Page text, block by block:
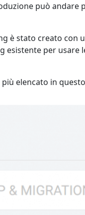
può andare
è stato creato con
per usare
elencato in